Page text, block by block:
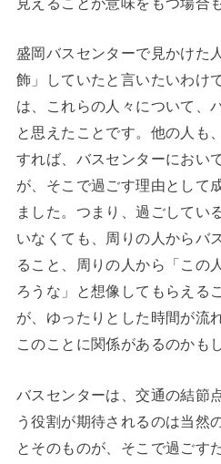
盛岡バスセンターで見かけた
飾」していたと言いたいわけ
は、これらの人々について、
と思えたことです。他の人も
すれば、バスセンターにおい
が、そこで過ごす理由として
ました。つまり、過ごしてい
いなくても、周りの人からバ
ること、周りの人から「この
ろうな」と想像してもらえる
が、ゆったりとした時間が流
このことに関係があるのかも
バスセンターは、交通の結節
う役割が期待されるのは当然
とそのものが、そこで過ごす